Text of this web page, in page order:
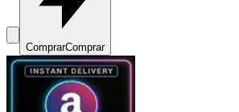
ComprarComprar